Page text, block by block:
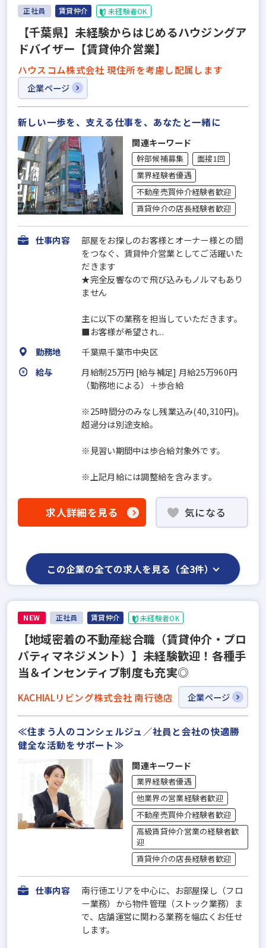
正社員 賃貸仲介 未経験者OK
【千葉県】未経験からはじめるハウジングア
ドバイザー【賃貸仲介営業】
ハウスコム株式会社 現住所を考慮し配属します
企業ページ
新しい一歩を、支える仕事を、あなたと一緒に
関連キーワード
幹部候補募集
面接1回
業界経験者優遇
不動産売買仲介経験者歓迎
賃貸仲介の店長経験者歓迎
仕事内容
部屋をお探しのお客様とオーナー様との間
をつなぐ、賃貸仲介営業としてご活躍いた
だきます
★完全反響なので飛び込みもノルマもあり
ません
主に以下の業務を担当していただきます。
■お客様が希望され...
勤務地
千葉県千葉市中央区
給与
月給制25万円 [給与補足] 月給25万960円
（勤務地による）＋歩合給
※25時間分のみなし残業込み(40,310円)。
超過分は別途支給。
※見習い期間中は歩合給対象外です。
※上記月給には調整給を含みます。
求人詳細を見る 気になる
この企業の全ての求人を見る（全3件）
NEW 正社員 賃貸仲介 未経験者OK
【地域密着の不動産総合職（賃貸仲介・プロ
パティマネジメント）】未経験歓迎！各種手
当＆インセンティブ制度も充実◎
KACHIALリビング株式会社 南行徳店 企業ページ
≪住まう人のコンシェルジュ／社員と会社の快適勝
健全な活動をサポート≫
関連キーワード
業界経験者優遇
他業界の営業経験者歓迎
不動産売買仲介経験者歓迎
高級賃貸仲介営業の経験者歓
迎
賃貸仲介の店長経験者歓迎
仕事内容
南行徳エリアを中心に、お部屋探し（フロ
ー業務）から物件管理（ストック業務）ま
で、店舗運営に関わる業務を幅広くお任せ
します。